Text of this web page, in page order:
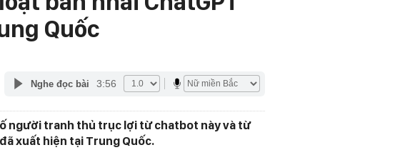
Quốc
Nghe đọc bài 3:56
người tranh thủ trục lợi từ chatbot này và từ
xuất hiện tại Trung Quốc.